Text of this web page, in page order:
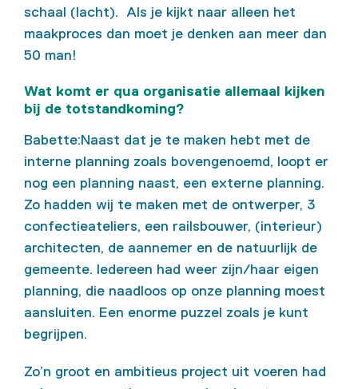
schaal (lacht). Als je kijkt naar alleen het
maakproces dan moet je denken aan meer dan
50 man!
Wat komt er qua organisatie allemaal kijken
bij de totstandkoming?
Babette:Naast dat je te maken hebt met de
interne planning zoals bovengenoemd, loopt er
nog een planning naast, een externe planning.
Zo hadden wij te maken met de ontwerper, 3
confectieateliers, een railsbouwer, (interieur)
architecten, de aannemer en de natuurlijk de
gemeente. Iedereen had weer zijn/haar eigen
planning, die naadloos op onze planning moest
aansluiten. Een enorme puzzel zoals je kunt
begrijpen.
Zo’n groot en ambitieus project uit voeren had